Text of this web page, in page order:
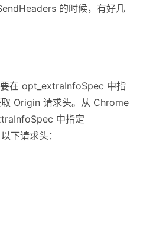
的时候，有好几
在 opt_extraInfoSpec 中指
Origin 请求头。从 Chrome
中指定
下请求头：